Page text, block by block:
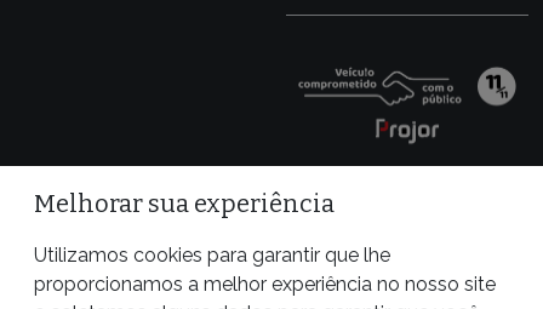
Melhorar sua experiência
Utilizamos cookies para garantir que lhe
proporcionamos a melhor experiência no nosso site